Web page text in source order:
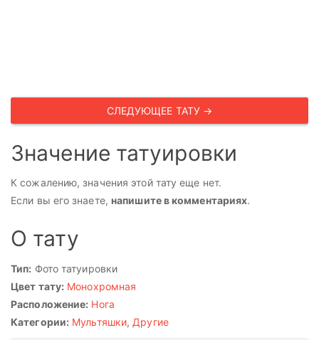
СЛЕДУЮЩЕЕ ТАТУ →
Значение татуировки
К сожалению, значения этой тату еще нет.
Если вы его знаете, напишите в комментариях.
О тату
Тип: Фото татуировки
Цвет тату: Монохромная
Расположение: Нога
Категории: Мультяшки, Другие